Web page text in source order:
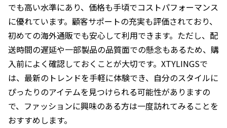
でも高い水準にあり、価格も手頃でコストパフォーマンス
に優れています。顧客サポートの充実も評価されており、
初めての海外通販でも安心して利用できます。ただし、配
送時間の遅延や一部製品の品質面での懸念もあるため、購
入前によく確認しておくことが大切です。XTYLINGSで
は、最新のトレンドを手軽に体験でき、自分のスタイルに
ぴったりのアイテムを見つけられる可能性がありますの
で、ファッションに興味のある方は一度訪れてみることを
おすすめします。